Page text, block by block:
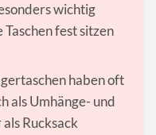
wichtig
fest sitzen
haben oft
als Umhänge- und
Rucksack